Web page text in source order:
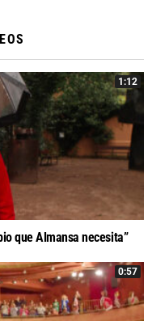
1:12
que Almansa necesita”
0:57